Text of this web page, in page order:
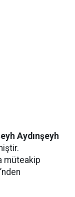
Aydınşeyh
müteakip